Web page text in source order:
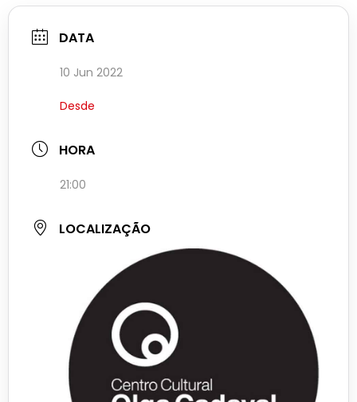
DATA
10 Jun 2022
Desde
HORA
21:00
LOCALIZAÇÃO